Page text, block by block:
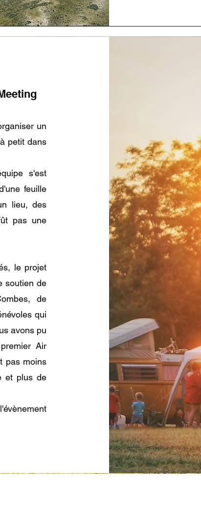
un
petit dans
s'est
feuille
lieu, des
pas une
le projet
soutien de
de
qui
avons pu
Air
pas moins
et plus de